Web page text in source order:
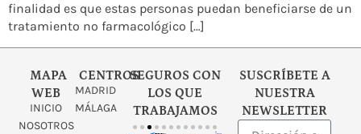
finalidad es que estas personas puedan beneficiarse de un
tratamiento no farmacológico […]
MAPA
WEB
INICIO
NOSOTROS
CENTROS
MADRID
MÁLAGA
SEGUROS CON
LOS QUE
TRABAJAMOS
SUSCRÍBETE A
NUESTRA
NEWSLETTER